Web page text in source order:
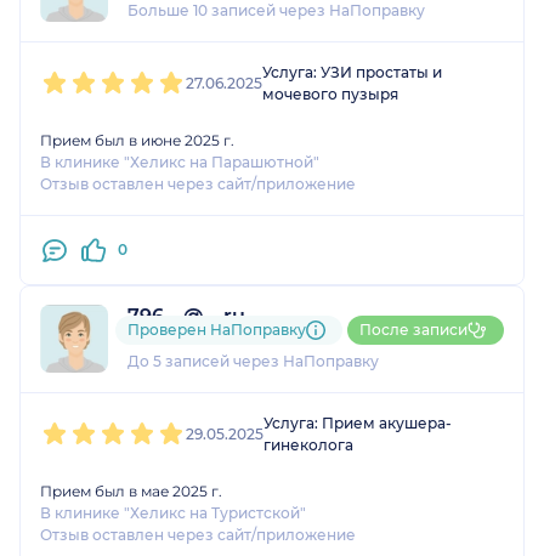
Больше 10 записей через НаПоправку
27.06.2025
Услуга: УЗИ простаты и
мочевого пузыря
Прием был в июне 2025 г.
В клинике "Хеликс на Парашютной"
Отзыв оставлен через сайт/приложение
0
796....@....ru
1 оценка
До 5 записей через НаПоправку
Проверен НаПоправку После записи
29.05.2025
Услуга: Прием акушера-
гинеколога
Прием был в мае 2025 г.
В клинике "Хеликс на Туристской"
Отзыв оставлен через сайт/приложение